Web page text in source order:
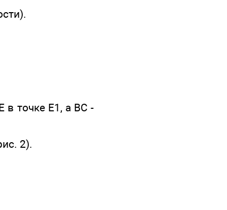
в точке Е1, а ВС -
2).